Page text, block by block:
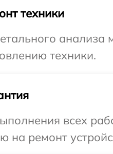
техники
анализа
техники.
всех
на ремонт